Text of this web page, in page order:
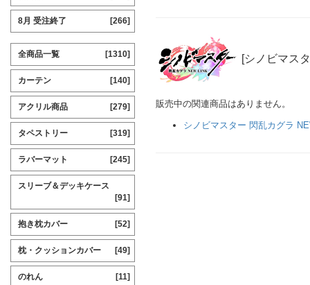
[シノビマス
販売中の関連商品はありません。
シノビマスター 閃乱カグラ
8月 受注終了 [266]
全商品一覧 [1310]
カーテン [140]
アクリル商品 [279]
タペストリー [319]
ラバーマット [245]
スリーブ＆デッキケース
[91]
抱き枕カバー [52]
枕・クッションカバー [49]
のれん [11]